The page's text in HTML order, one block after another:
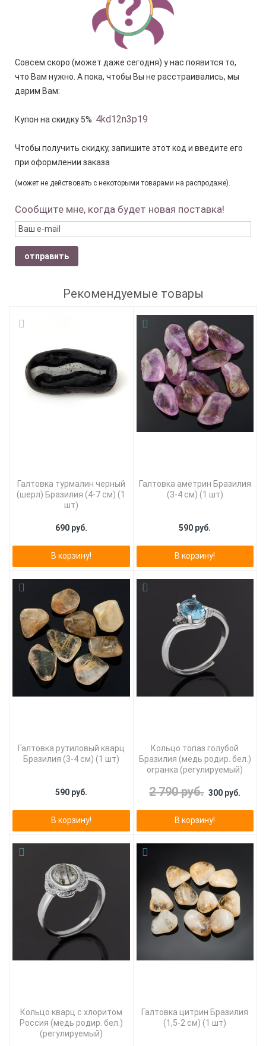
Совсем скоро (может даже сегодня) у нас появится то,
что Вам нужно. А пока, чтобы Вы не расстраивались, мы
дарим Вам:
Купон на скидку 5%: 4kd12n3p19
Чтобы получить скидку, запишите этот код и введите его
при оформлении заказа
(может не действовать с некоторыми товарами на распродаже).
Сообщите мне, когда будет новая поставка!
отправить
Рекомендуемые товары
Галтовка турмалин черный
(шерл) Бразилия (4-7 см) (1
шт)
690 руб.
В корзину!
Галтовка аметрин Бразилия
(3-4 см) (1 шт)
590 руб.
В корзину!
Галтовка рутиловый кварц
Бразилия (3-4 см) (1 шт)
590 руб.
В корзину!
Кольцо топаз голубой
Бразилия (медь родир. бел.)
огранка (регулируемый)
2 790 руб. 300 руб.
В корзину!
Кольцо кварц с хлоритом
Россия (медь родир. бел.)
(регулируемый)
Галтовка цитрин Бразилия
(1,5-2 см) (1 шт)